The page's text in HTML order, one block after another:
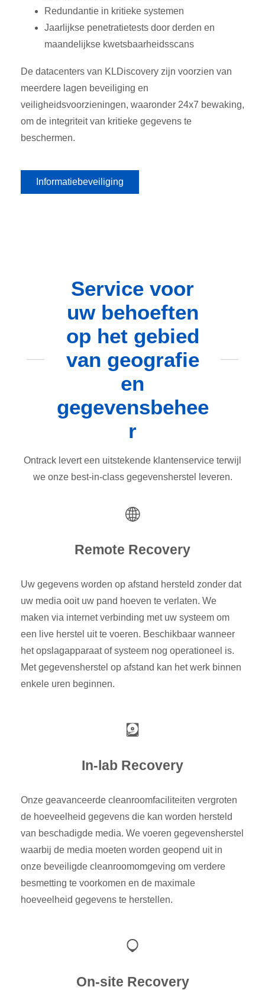
Redundantie in kritieke systemen
Jaarlijkse penetratietests door derden en
maandelijkse kwetsbaarheidsscans
De datacenters van KLDiscovery zijn voorzien van
meerdere lagen beveiliging en
veiligheidsvoorzieningen, waaronder 24x7 bewaking,
om de integriteit van kritieke gegevens te
beschermen.
Informatiebeveiliging
Service voor
uw behoeften
op het gebied
van geografie
en
gegevensbehee
r
Ontrack levert een uitstekende klantenservice terwijl
we onze best-in-class gegevensherstel leveren.
Remote Recovery
Uw gegevens worden op afstand hersteld zonder dat
uw media ooit uw pand hoeven te verlaten. We
maken via internet verbinding met uw systeem om
een live herstel uit te voeren. Beschikbaar wanneer
het opslagapparaat of systeem nog operationeel is.
Met gegevensherstel op afstand kan het werk binnen
enkele uren beginnen.
In-lab Recovery
Onze geavanceerde cleanroomfaciliteiten vergroten
de hoeveelheid gegevens die kan worden hersteld
van beschadigde media. We voeren gegevensherstel
waarbij de media moeten worden geopend uit in
onze beveiligde cleanroomomgeving om verdere
besmetting te voorkomen en de maximale
hoeveelheid gegevens te herstellen.
On-site Recovery